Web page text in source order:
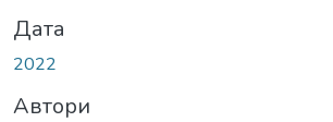
Дата
2022
Автори